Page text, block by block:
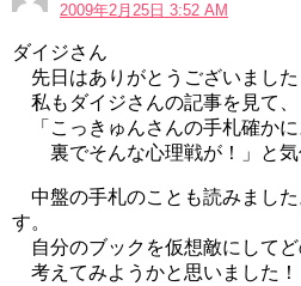
2009年2月25日 3:52 AM
ダイジさん
先日はありがとうございました
私もダイジさんの記事を見て、
「こっきゅんさんの手札確か
裏でそんな心理戦が！」と気
中盤の手札のことも読みました
す。
自分のブックを仮想敵にしてど
考えてみようかと思いました！